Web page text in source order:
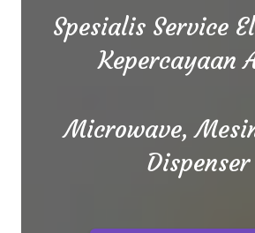
Spesialis Service
Kepercayaan
Microwave,
Dispenser